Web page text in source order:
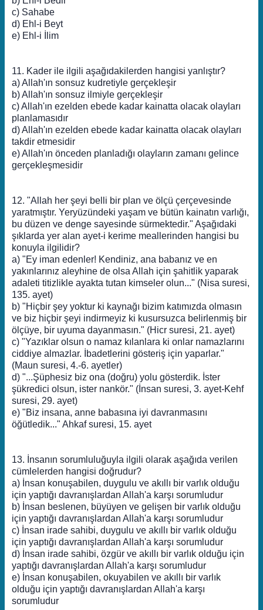
c) Sahabe
d) Ehl-i Beyt
e) Ehl-i İlim
11. Kader ile ilgili aşağıdakilerden hangisi yanlıştır?
a) Allah'ın sonsuz kudretiyle gerçekleşir
b) Allah'ın sonsuz ilmiyle gerçekleşir
c) Allah'ın ezelden ebede kadar kainatta olacak olayları
planlamasıdır
d) Allah'ın ezelden ebede kadar kainatta olacak olayları
takdir etmesidir
e) Allah'ın önceden planladığı olayların zamanı gelince
gerçekleşmesidir
12. "Allah her şeyi belli bir plan ve ölçü çerçevesinde
yaratmıştır. Yeryüzündeki yaşam ve bütün kainatın varlığı,
bu düzen ve denge sayesinde sürmektedir." Aşağıdaki
şıklarda yer alan ayet-i kerime meallerinden hangisi bu
konuyla ilgilidir?
a) "Ey iman edenler! Kendiniz, ana babanız ve en
yakınlarınız aleyhine de olsa Allah için şahitlik yaparak
adaleti titizlikle ayakta tutan kimseler olun..." (Nisa suresi,
135. ayet)
b) "Hiçbir şey yoktur ki kaynağı bizim katımızda olmasın
ve biz hiçbir şeyi indirmeyiz ki kusursuzca belirlenmiş bir
ölçüye, bir uyuma dayanmasın." (Hicr suresi, 21. ayet)
c) "Yazıklar olsun o namaz kılanlara ki onlar namazlarını
ciddiye almazlar. İbadetlerini gösteriş için yaparlar."
(Maun suresi, 4.-6. ayetler)
d) "...Şüphesiz biz ona (doğru) yolu gösterdik. İster
şükredici olsun, ister nankör." (İnsan suresi, 3. ayet-Kehf
suresi, 29. ayet)
e) "Biz insana, anne babasına iyi davranmasını
öğütledik..." Ahkaf suresi, 15. ayet
13. İnsanın sorumluluğuyla ilgili olarak aşağıda verilen
cümlelerden hangisi doğrudur?
a) İnsan konuşabilen, duygulu ve akıllı bir varlık olduğu
için yaptığı davranışlardan Allah'a karşı sorumludur
b) İnsan beslenen, büyüyen ve gelişen bir varlık olduğu
için yaptığı davranışlardan Allah'a karşı sorumludur
c) İnsan irade sahibi, duygulu ve akıllı bir varlık olduğu
için yaptığı davranışlardan Allah'a karşı sorumludur
d) İnsan irade sahibi, özgür ve akıllı bir varlık olduğu için
yaptığı davranışlardan Allah'a karşı sorumludur
e) İnsan konuşabilen, okuyabilen ve akıllı bir varlık
olduğu için yaptığı davranışlardan Allah'a karşı
sorumludur